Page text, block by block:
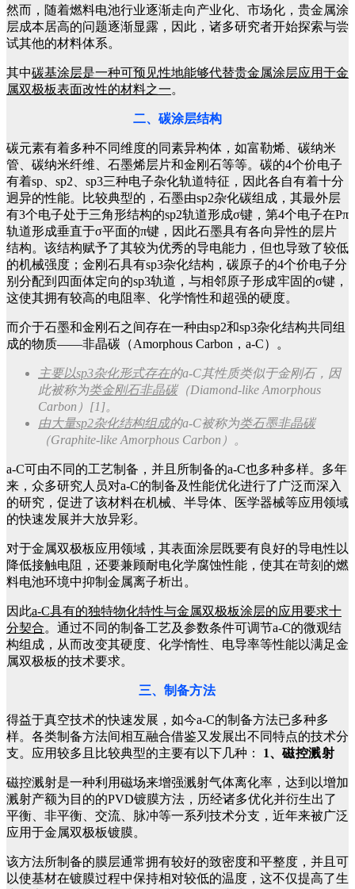
然而，随着燃料电池行业逐渐走向产业化、市场化，贵金属涂
层成本居高的问题逐渐显露，因此，诸多研究者开始探索与尝
试其他的材料体系。
其中碳基涂层是一种可预见性地能够代替贵金属涂层应用于金
属双极板表面改性的材料之一。
二、碳涂层结构
碳元素有着多种不同维度的同素异构体，如富勒烯、碳纳米
管、碳纳米纤维、石墨烯层片和金刚石等等。碳的4个价电子
有着sp、sp2、sp3三种电子杂化轨道特征，因此各自有着十分
迥异的性能。
比较典型的，石墨由sp2杂化碳组成，其最外层
有3个电子处于三角形结构的sp2轨道形成σ键，第4个电子在Pπ
轨道形成垂直于σ平面的π键，因此石墨具有各向异性的层片
结构。 该结构赋予了其较为优秀的导电能力，但也导致了较低
的机械强度；金刚石具有sp3杂化结构，碳原子的4个价电子分
别分配到四面体定向的sp3轨道，与相邻原子形成牢固的σ键，
这使其拥有较高的电阻率、化学惰性和超强的硬度。
而介于石墨和金刚石之间存在一种由sp2和sp3杂化结构共同组
成的物质——非晶碳（Amorphous Carbon，a-C）。
主要以sp3杂化形式存在的a-C其性质类似于金刚石，因
此被称为类金刚石非晶碳（Diamond-like Amorphous
Carbon）[1]。
由大量sp2杂化结构组成的a-C被称为类石墨非晶碳
（Graphite-like Amorphous Carbon）。
a-C可由不同的工艺制备，并且所制备的a-C也多种多样。多年
来，众多研究人员对a-C的制备及性能优化进行了广泛而深入
的研究，促进了该材料在机械、半导体、医学器械等应用领域
的快速发展并大放异彩。
对于金属双极板应用领域，其表面涂层既要有良好的导电性以
降低接触电阻，还要兼顾耐电化学腐蚀性能，使其在苛刻的燃
料电池环境中抑制金属离子析出。
因此a-C具有的独特物化特性与金属双极板涂层的应用要求十
分契合。通过不同的制备工艺及参数条件可调节a-C的微观结
构组成，从而改变其硬度、化学惰性、电导率等性能以满足金
属双极板的技术要求。
三、制备方法
得益于真空技术的快速发展，如今a-C的制备方法已多种多
样。各类制备方法间相互融合借鉴又发展出不同特点的技术分
支。应用较多且比较典型的主要有以下几种：
1、 磁控溅射
磁控溅射是一种利用磁场来增强溅射气体离化率，达到以增加
溅射产额为目的的PVD镀膜方法，历经诸多优化并衍生出了
平衡、非平衡、交流、脉冲等一系列技术分支，近年来被广泛
应用于金属双极板镀膜。
该方法所制备的膜层通常拥有较好的致密度和平整度，并且可
以使基材在镀膜过程中保持相对较低的温度，这不仅提高了生